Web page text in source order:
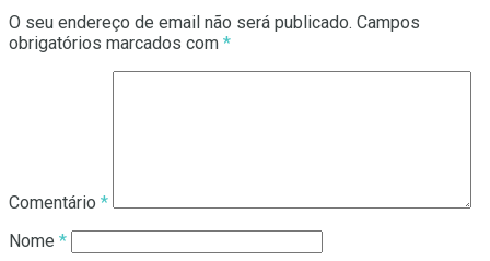
O seu endereço de email não será publicado. Campos
obrigatórios marcados com *
Comentário *
Nome *